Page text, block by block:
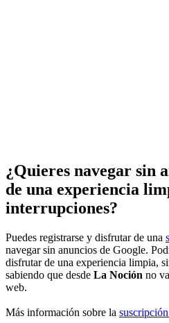
¿Quieres navegar sin
de una experiencia
interrupciones?
Puedes registrarse y disfrutar de una
navegar sin anuncios de Google.
disfrutar de una experiencia limpia,
sabiendo que desde La Noción no
web.
Más información sobre la